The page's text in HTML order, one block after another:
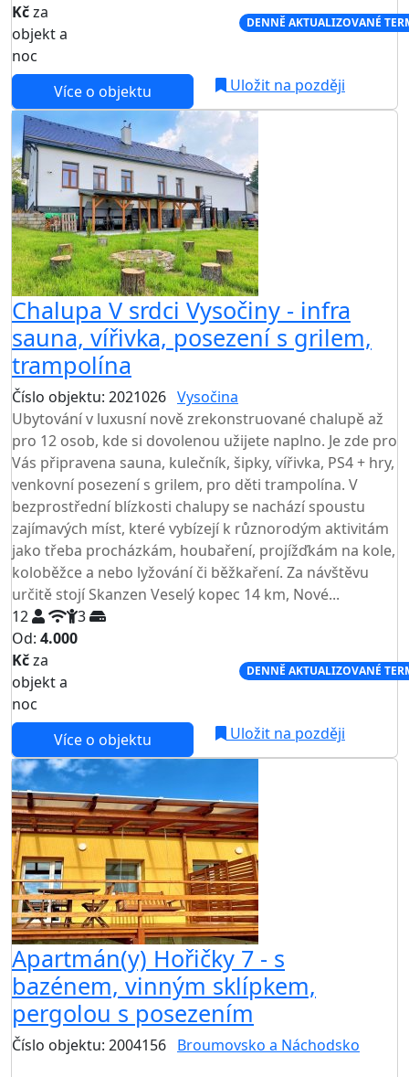
Kčza
objekt a
noc
DENNĚ AKTUALIZOVANÉ
Více o objektu Uložit na později
Chalupa V srdci Vysočiny - infra
sauna, vířivka, posezení s grilem,
trampolína
Číslo objektu: 2021026 Vysočina
Ubytování v luxusní nově zrekonstruované chalupě až
pro 12 osob, kde si dovolenou užijete naplno. Je zde pro
Vás připravena sauna, kulečník, šipky, vířivka, PS4 + hry,
venkovní posezení s grilem, pro děti trampolína. V
bezprostřední blízkosti chalupy se nachází spoustu
zajímavých míst, které vybízejí k různorodým aktivitám
jako třeba procházkám, houbaření, projížďkám na kole,
koloběžce a nebo lyžování či běžkaření. Za návštěvu
určitě stojí Skanzen Veselý kopec 14 km, Nové...
12
3
Od: 4.000
Kčza
objekt a
noc
DENNĚ AKTUALIZOVANÉ
Více o objektu Uložit na později
Apartmán(y) Hořičky 7 - s
bazénem, vinným sklípkem,
pergolou s posezením
Číslo objektu: 2004156 Broumovsko a Náchodsko